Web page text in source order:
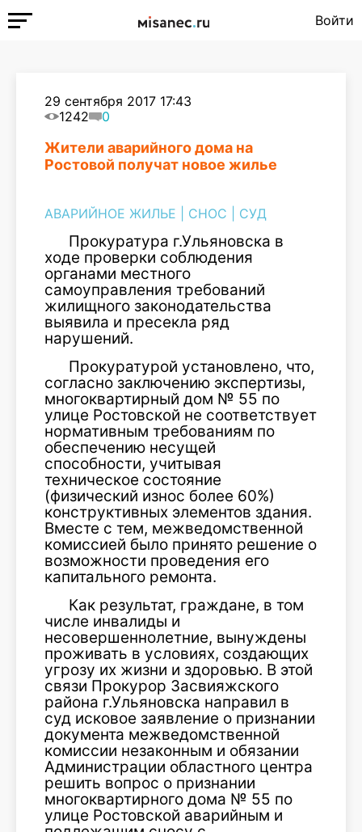
Войти
29 сентября 2017 17:43
1242
0
Жители аварийного дома на
Ростовой получат новое жилье
АВАРИЙНОЕ ЖИЛЬЕ СНОС СУД
Прокуратура г.Ульяновска в
ходе проверки соблюдения
органами местного
самоуправления требований
жилищного законодательства
выявила и пресекла ряд
нарушений.
Прокуратурой установлено, что,
согласно заключению экспертизы,
многоквартирный дом № 55 по
улице Ростовской не соответствует
нормативным требованиям по
обеспечению несущей
способности, учитывая
техническое состояние
(физический износ более 60%)
конструктивных элементов здания.
Вместе с тем, межведомственной
комиссией было принято решение о
возможности проведения его
капитального ремонта.
Как результат, граждане, в том
числе инвалиды и
несовершеннолетние, вынуждены
проживать в условиях, создающих
угрозу их жизни и здоровью. В этой
связи Прокурор Засвияжского
района г.Ульяновска направил в
суд исковое заявление о признании
документа межведомственной
комиссии незаконным и обязании
Администрации областного центра
решить вопрос о признании
многоквартирного дома № 55 по
улице Ростовской аварийным и